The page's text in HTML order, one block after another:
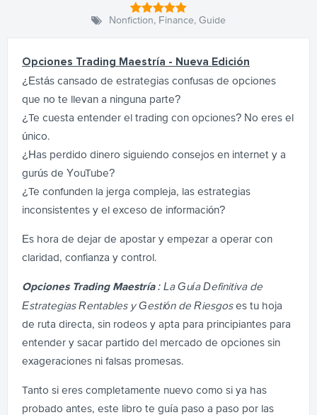
Nonfiction, Finance, Guide
Opciones Trading Maestría - Nueva Edición
¿Estás cansado de estrategias confusas de opciones
que no te llevan a ninguna parte?
¿Te cuesta entender el trading con opciones? No eres el
único.
¿Has perdido dinero siguiendo consejos en internet y a
gurús de YouTube?
¿Te confunden la jerga compleja, las estrategias
inconsistentes y el exceso de información?
Es hora de dejar de apostar y empezar a operar con
claridad, confianza y control.
Opciones Trading Maestría: La Guía Definitiva de
Estrategias Rentables y Gestión de Riesgoses tu hoja
de ruta directa, sin rodeos y apta para principiantes para
entender y sacar partido del mercado de opciones sin
exageraciones ni falsas promesas.
Tanto si eres completamente nuevo como si ya has
probado antes, este libro te guía paso a paso por las